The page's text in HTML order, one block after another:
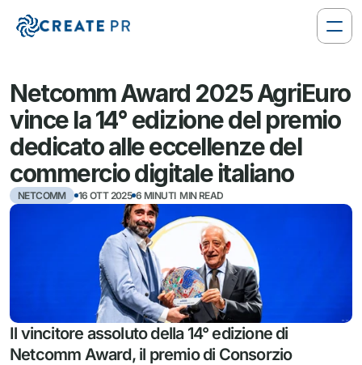
Netcomm Award 2025 AgriEuro
vince la 14° edizione del premio
dedicato alle eccellenze del
commercio digitale italiano
NETCOMM 16 OTT 2025 6 MINUTI  MIN READ
Il vincitore assoluto della 14° edizione di
Netcomm Award, il premio di Consorzio